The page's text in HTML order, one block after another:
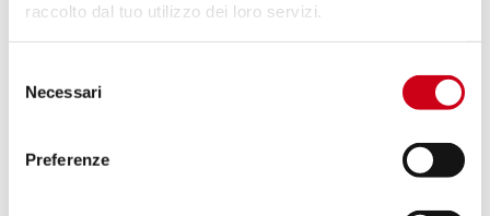
raccolto dal tuo utilizzo dei loro servizi.
delNecessari
Preferenze
110,00 CHF
PRODOTTO